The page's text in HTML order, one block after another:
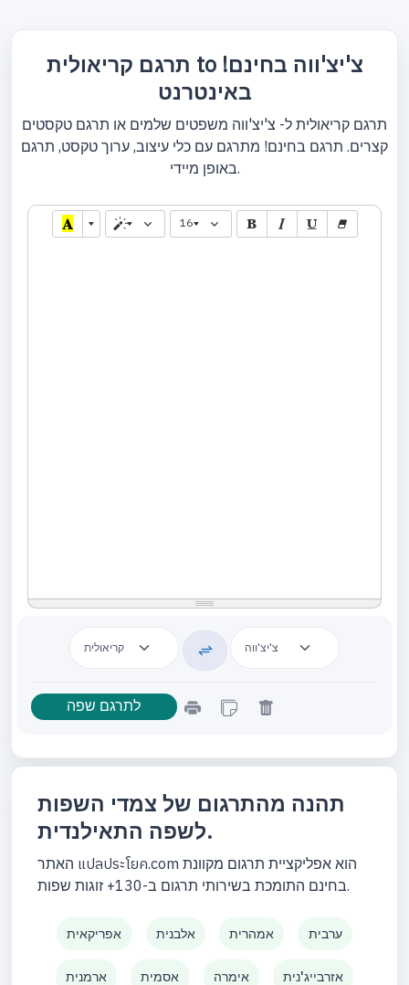
תרגם קריאולית to צ'יצ'ווה בחינם!
באינטרנט
תרגם קריאולית ל- צ'יצ'ווה משפטים שלמים או תרגם טקסטים
קצרים. תרגם בחינם! מתרגם עם כלי עיצוב, ערוך טקסט, תרגם
באופן מיידי.
16
תהנה מהתרגום של צמדי השפות
לשפה התאילנדית.
האתר แปลประโยค.com הוא אפליקציית תרגום מקוונת
בחינם התומכת בשירותי תרגום ב-130+ זוגות שפות.
אפריקאית אלבנית אמהרית ערבית
ארמנית אסמית אימרה אזרבייג'נית